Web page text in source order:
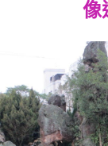
像